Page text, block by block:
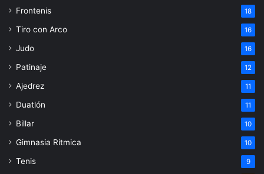
Frontenis 18
Tiro con Arco 16
Judo 16
Patinaje 12
Ajedrez 11
Duatlón 11
Billar 10
Gimnasia Rítmica 10
Tenis 9